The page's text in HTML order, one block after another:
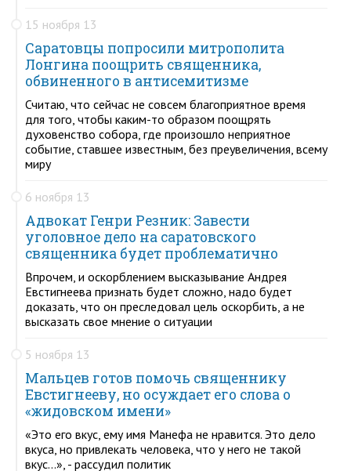
15 ноября 13
Саратовцы попросили митрополита
Лонгина поощрить священника,
обвиненного в антисемитизме
Считаю, что сейчас не совсем благоприятное время
для того, чтобы каким-то образом поощрять
духовенство собора, где произошло неприятное
событие, ставшее известным, без преувеличения, всему
миру
6 ноября 13
Адвокат Генри Резник: Завести
уголовное дело на саратовского
священника будет проблематично
Впрочем, и оскорблением высказывание Андрея
Евстигнеева признать будет сложно, надо будет
доказать, что он преследовал цель оскорбить, а не
высказать свое мнение о ситуации
5 ноября 13
Мальцев готов помочь священнику
Евстигнееву, но осуждает его слова о
«жидовском имени»
«Это его вкус, ему имя Манефа не нравится. Это дело
вкуса, но привлекать человека, что у него не такой
вкус…», - рассудил политик